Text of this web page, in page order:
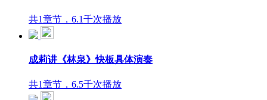
共1章节，6.1千次播放
成莉讲《林泉》快板具体演奏
共1章节，6.5千次播放